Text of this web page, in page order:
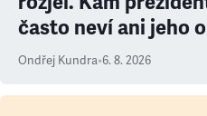
často neví ani jeho
Ondřej Kundra•6. 8. 2026